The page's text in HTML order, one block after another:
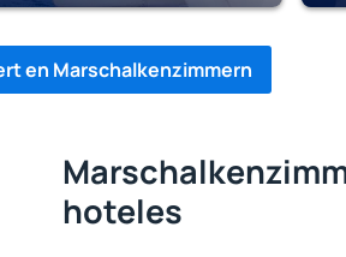
en Marschalkenzimmern
hoteles